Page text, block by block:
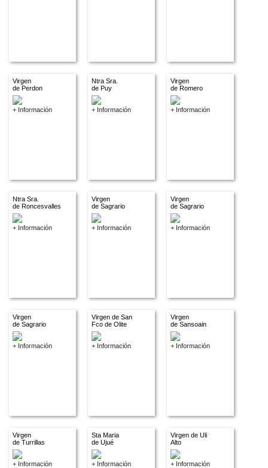
Virgen
de Perdon
+ Información
Ntra Sra.
de Puy
+ Información
Virgen
de Romero
+ Información
Ntra Sra.
de Roncesvalles
+ Información
Virgen
de Sagrario
+ Información
Virgen
de Sagrario
+ Información
Virgen
de Sagrario
+ Información
Virgen de San
Fco de Olite
+ Información
Virgen
de Sansoain
+ Información
Virgen
de Turrillas
+ Información
Sta Maria
de Ujué
+ Información
Virgen de Uli
Alto
+ Información